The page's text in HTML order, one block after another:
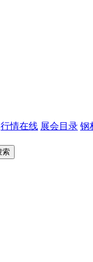
行情在线 展会目录 钢